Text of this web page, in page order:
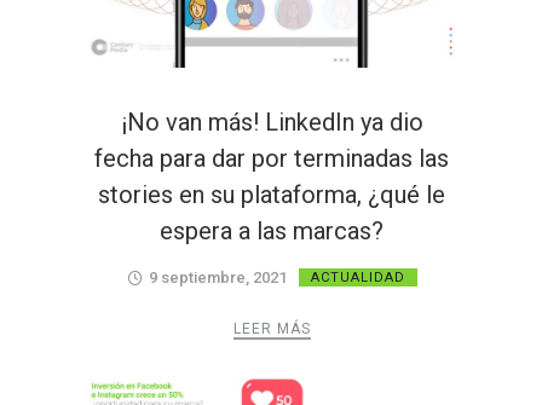
¡No van más! LinkedIn ya dio
fecha para dar por terminadas las
stories en su plataforma, ¿qué le
espera a las marcas?
9 septiembre, 2021 ACTUALIDAD
LEER MÁS